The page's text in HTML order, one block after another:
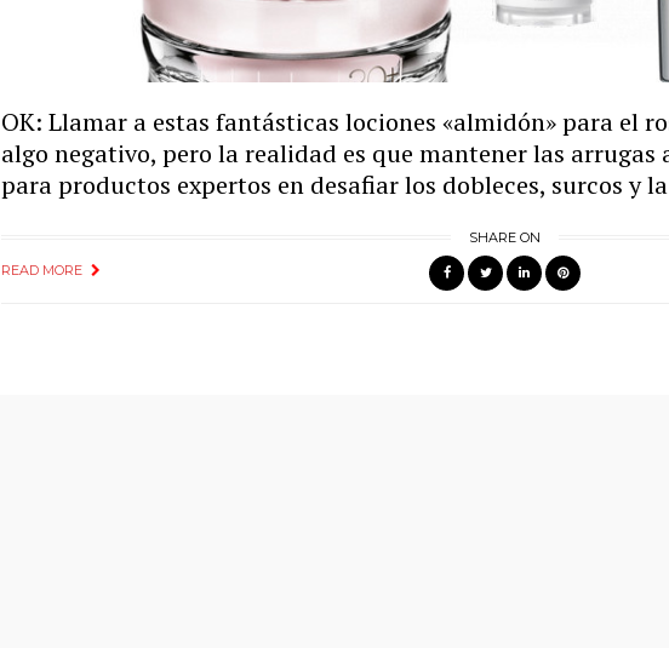
OK: Llamar a estas fantásticas lociones «almidón» para el
algo negativo, pero la realidad es que mantener las arrugas
para productos expertos en desafiar los dobleces, surcos y
READ MORE
SHARE ON